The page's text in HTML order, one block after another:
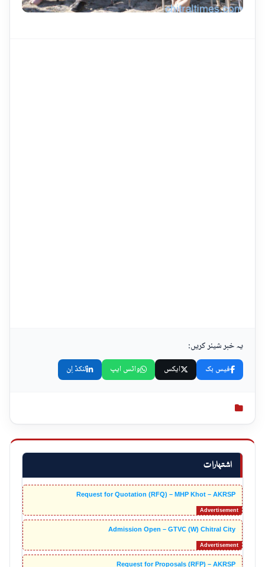
اشتہارات
Request for Quotation (RFQ) – MHP Khot – AKRSP
Admission Open – GTVC (W) Chitral City
Request for Proposals (RFP) – AKRSP
یہ خبر شیئر کریں:
فیس بک ایکس واٹس ایپ لنکڈ اِن